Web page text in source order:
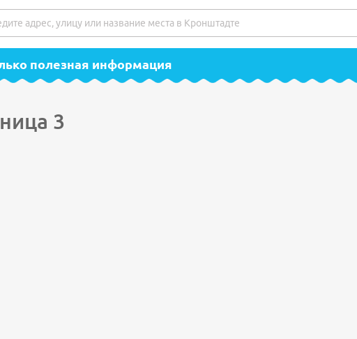
полезная информация
3